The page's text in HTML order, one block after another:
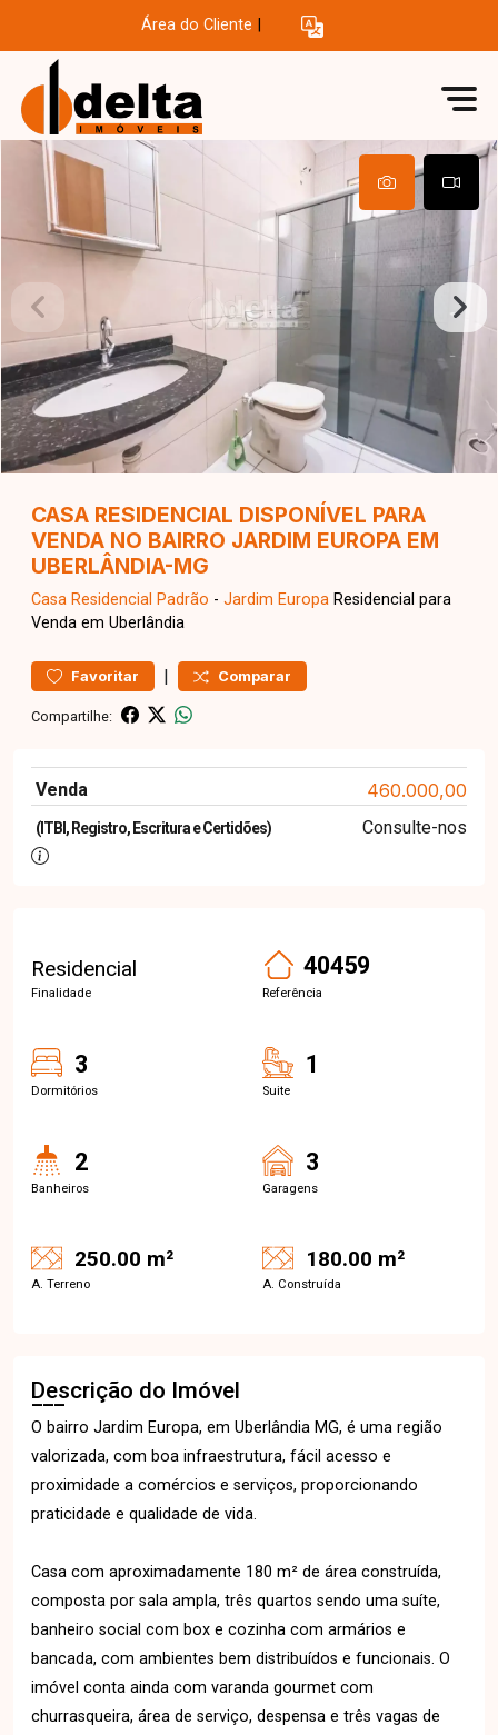
Área do Cliente
CASA RESIDENCIAL DISPONÍVEL PARA
VENDA NO BAIRRO JARDIM EUROPA EM
UBERLÂNDIA-MG
Casa Residencial Padrão - Jardim Europa Residencial para
Venda em Uberlândia
Favoritar | Comparar
Compartilhe:
Venda 460.000,00
(ITBI, Registro, Escritura e Certidões) Consulte-nos
Residencial
Finalidade
40459
Referência
3
Dormitórios
1
Suite
2
Banheiros
3
Garagens
250.00 m²
A. Terreno
180.00 m²
A. Construída
Descrição do Imóvel
O bairro Jardim Europa, em Uberlândia MG, é uma região
valorizada, com boa infraestrutura, fácil acesso e
proximidade a comércios e serviços, proporcionando
praticidade e qualidade de vida.
Casa com aproximadamente 180 m² de área construída,
composta por sala ampla, três quartos sendo uma suíte,
banheiro social com box e cozinha com armários e
bancada, com ambientes bem distribuídos e funcionais. O
imóvel conta ainda com varanda gourmet com
churrasqueira, área de serviço, despensa e três vagas de